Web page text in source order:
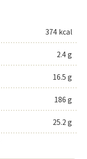
374 kcal
2.4 g
16.5 g
186 g
25.2 g